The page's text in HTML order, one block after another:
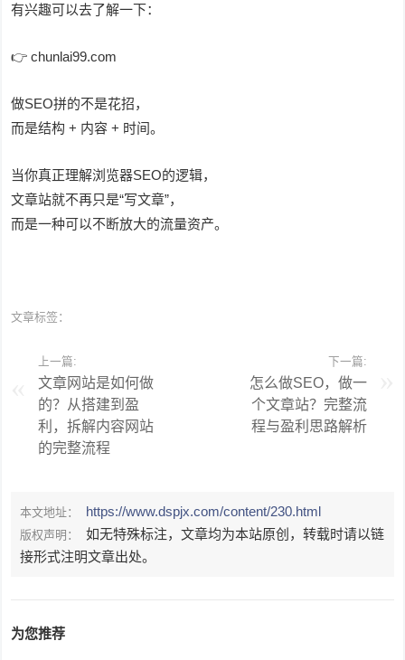
有兴趣可以去了解一下：
👉 chunlai99.com
做SEO拼的不是花招，
而是结构 + 内容 + 时间。
当你真正理解浏览器SEO的逻辑，
文章站就不再只是“写文章”，
而是一种可以不断放大的流量资产。
文章标签：
上一篇:
文章网站是如何做
的？从搭建到盈
利，拆解内容网站
的完整流程
下一篇:
怎么做SEO，做一
个文章站？完整流
程与盈利思路解析
本文地址： https://www.dspjx.com/content/230.html
版权声明：
如无特殊标注，文章均为本站原创，转载时请以链
接形式注明文章出处。
为您推荐